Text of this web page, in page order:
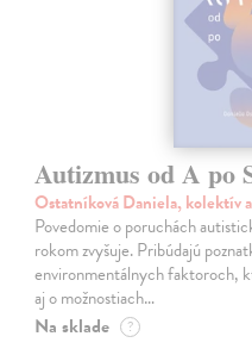
Autizmus od A po
Ostatníková Daniela, kolektív
Povedomie o poruchách
rokom zvyšuje. Pribúdajú
environmentálnych faktoroch,
aj o možnostiach…
Na sklade ?